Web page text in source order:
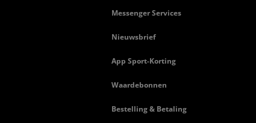
Messenger Services
Nieuwsbrief
App Sport-Korting
Waardebonnen
Bestelling & Betaling